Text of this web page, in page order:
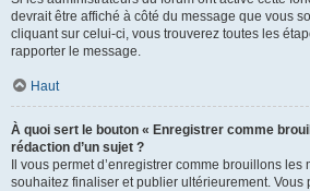
devrait être affiché à côté du message que vous
cliquant sur celui-ci, vous trouverez toutes les
rapporter le message.
Haut
À quoi sert le bouton « Enregistrer comme
rédaction d’un sujet ?
Il vous permet d’enregistrer comme brouillons
souhaitez finaliser et publier ultérieurement. Vous